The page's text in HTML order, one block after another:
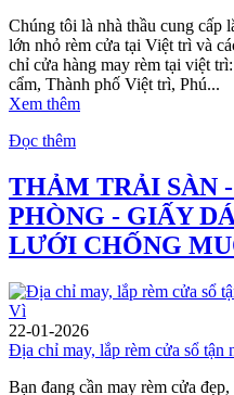
Chúng tôi là nhà thầu cung cấp
lớn nhỏ rèm cửa tại Việt trì và
chỉ cửa hàng may rèm tại việt
cẩm, Thành phố Việt trì, Phú...
Xem thêm
Đọc thêm
THẢM TRẢI SÀN
PHÒNG - GIẤY
LƯỚI CHỐNG
22-01-2026
Địa chỉ may, lắp rèm cửa sổ
Bạn đang cần may rèm cửa